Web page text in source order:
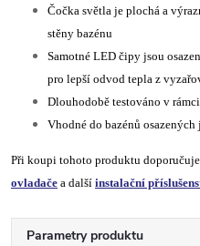
Čočka světla je plochá a
stěny bazénu
Samotné LED čipy jsou
pro lepší odvod tepla z
Dlouhodobě testováno v
Vhodné do bazénů
Při koupi tohoto produktu
ovladače a další instalační
Parametry produktu